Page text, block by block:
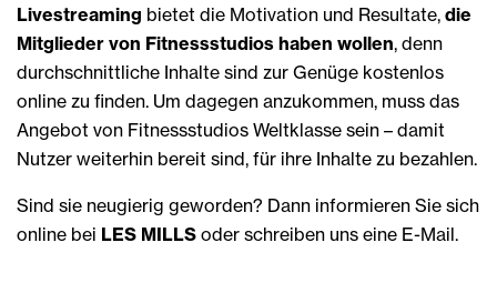
Livestreaming bietet die Motivation und Resultate, die
Mitglieder von Fitness­studios haben wollen, denn
durch­schnittliche Inhalte sind zur Genüge kostenlos
online zu finden. Um dagegen anzukommen, muss das
Angebot von Fitness­studios Weltklasse sein – damit
Nutzer weiterhin bereit sind, für ihre Inhalte zu bezahlen.
Sind sie neugierig geworden? Dann informieren Sie sich
online bei LES MILLS oder schreiben uns eine E-Mail.